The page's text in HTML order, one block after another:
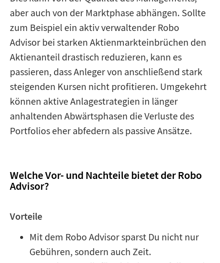
aber auch von der Marktphase abhängen. Sollte
zum Beispiel ein aktiv verwaltender Robo
Advisor bei starken Aktienmarkteinbrüchen den
Aktienanteil drastisch reduzieren, kann es
passieren, dass Anleger von anschließend stark
steigenden Kursen nicht profitieren. Umgekehrt
können aktive Anlagestrategien in länger
anhaltenden Abwärtsphasen die Verluste des
Portfolios eher abfedern als passive Ansätze.
Welche Vor- und Nachteile bietet der Robo
Advisor?
Vorteile
Mit dem Robo Advisor sparst Du nicht nur
Gebühren, sondern auch Zeit.